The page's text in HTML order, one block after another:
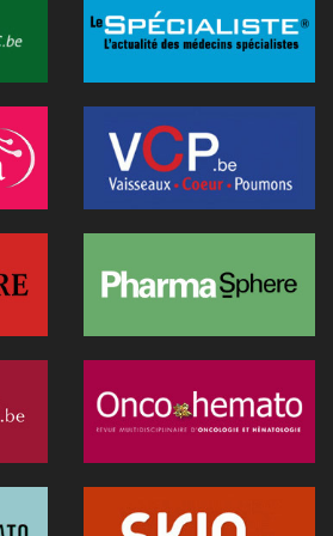
en Belgique à déployer une IA
en cathétérisme
Science", un espace de travail IA
immersive de réalité virtuelle
les soins